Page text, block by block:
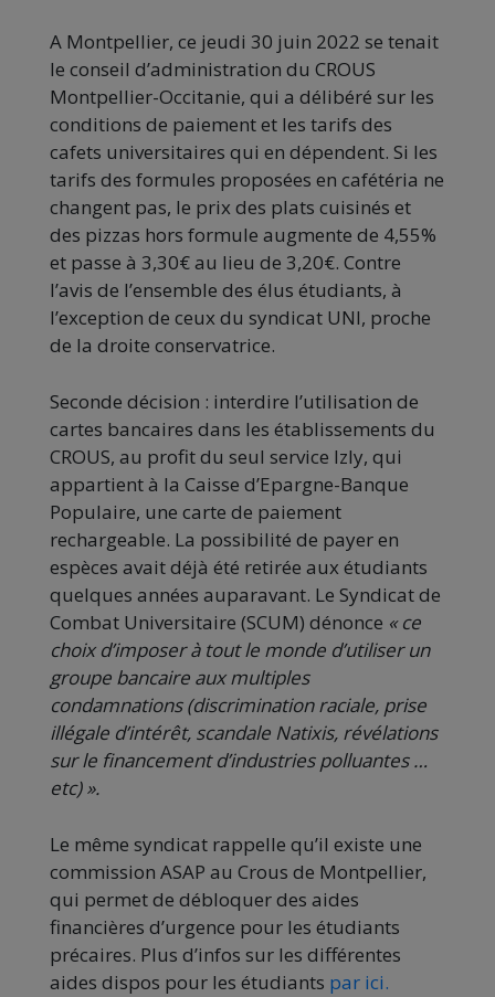
A Montpellier, ce jeudi 30 juin 2022 se tenait
le conseil d’administration du CROUS
Montpellier-Occitanie, qui a délibéré sur les
conditions de paiement et les tarifs des
cafets universitaires qui en dépendent. Si les
tarifs des formules proposées en cafétéria ne
changent pas, le prix des plats cuisinés et
des pizzas hors formule augmente de 4,55%
et passe à 3,30€ au lieu de 3,20€. Contre
l’avis de l’ensemble des élus étudiants, à
l’exception de ceux du syndicat UNI, proche
de la droite conservatrice.
Seconde décision : interdire l’utilisation de
cartes bancaires dans les établissements du
CROUS, au profit du seul service Izly, qui
appartient à la Caisse d’Epargne-Banque
Populaire, une carte de paiement
rechargeable. La possibilité de payer en
espèces avait déjà été retirée aux étudiants
quelques années auparavant. Le Syndicat de
Combat Universitaire (SCUM) dénonce « ce
choix d’imposer à tout le monde d’utiliser un
groupe bancaire aux multiples
condamnations (discrimination raciale, prise
illégale d’intérêt, scandale Natixis, révélations
sur le financement d’industries polluantes …
etc) ».
Le même syndicat rappelle qu’il existe une
commission ASAP au Crous de Montpellier,
qui permet de débloquer des aides
financières d’urgence pour les étudiants
précaires. Plus d’infos sur les différentes
aides dispos pour les étudiants par ici.